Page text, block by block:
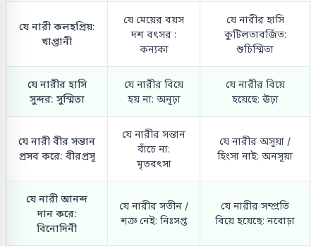
যে নারী কলহপ্রিয়:
খাপ্তানী
যে মেয়ের বয়স
দশ বৎসর :
কন্যকা
যে নারীর হাসি
কুটিলতাবর্জিত:
শুচিস্মিতা
যে নারীর হাসি
সুন্দর: সুস্মিতা
যে নারীর বিয়ে
হয় না: অনূঢ়া
যে নারীর বিয়ে
হয়েছে: ঊঢ়া
যে নারী বীর সন্তান
প্রসব করে: বীরপ্রসূ
যে নারীর সন্তান
বাঁচে না:
মৃতবৎসা
যে নারীর অসূয়া /
হিংসা নাই: অনসূয়া
যে নারী আনন্দ
দান করে:
বিনোদিনী
যে নারীর সতীন /
শত্রু নেই: নিঃসপ্ত
যে নারীর সম্প্রতি
বিয়ে হয়েছে: নবোঢ়া